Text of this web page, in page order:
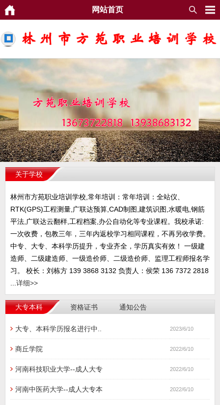
网站首页
关于学校
林州市方苑职业培训学校,常年培训：常年培训：全站仪、
RTK(GPS)工程测量,广联达预算,CAD制图,建筑识图,水暖电,钢筋
平法,广联达云翻样,工程档案,办公自动化等专业课程。我校承诺:
一次收费，包教三年，三年内返校学习相同课程，不再另收学费。
中专、大专、本科学历提升，专业齐全，学历真实有效！ 一级建
造师、二级建造师、一级造价师、二级造价师、监理工程师报名学
习。 校长：刘栋方 139 3868 3132 负责人：侯荣 136 7372 2818
...详细>>
大专本科 资格证书 通知公告
大专、本科学历报名进行中.. 2023/6/10
商丘学院 2022/6/10
河南科技职业大学--成人大专 2022/6/10
河南中医药大学--成人大专本 2022/6/10